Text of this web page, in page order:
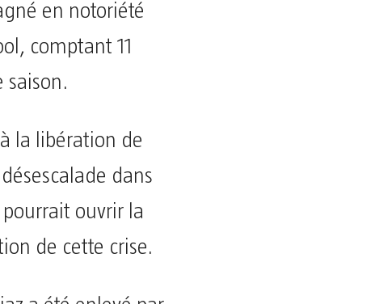
en notoriété
comptant 11
saison.
la libération de
dans
ouvrir la
de cette crise.